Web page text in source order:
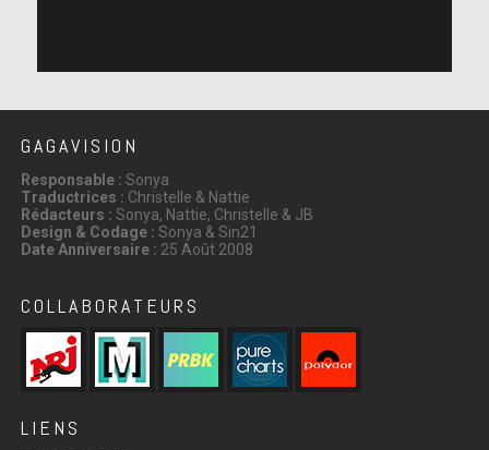
GAGAVISION
Responsable : Sonya
Traductrices : Christelle & Nattie
Rédacteurs : Sonya, Nattie, Christelle & JB
Design & Codage : Sonya & Sin21
Date Anniversaire : 25 Août 2008
COLLABORATEURS
LIENS